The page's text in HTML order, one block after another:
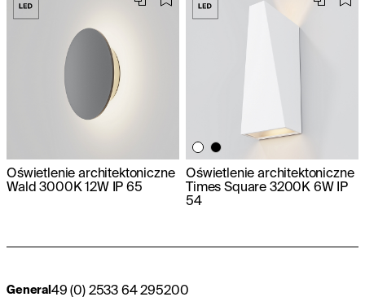
Oświetlenie architektoniczne
Wald 3000K 12W IP 65
Oświetlenie architektoniczne
Times Square 3200K 6W IP
54
General 49 (0) 2533 64 295200